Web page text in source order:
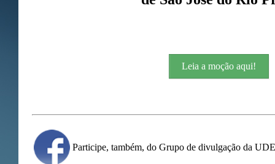
Leia a moção aqui!
Participe, também, do Grupo de divulgação da